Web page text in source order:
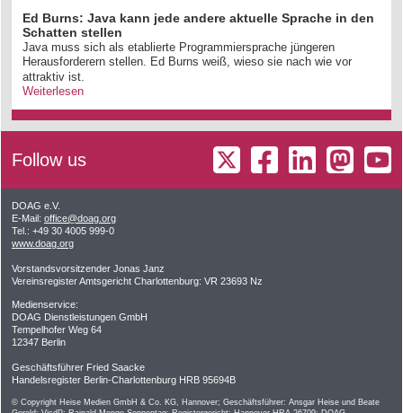
Ed Burns: Java kann jede andere aktuelle Sprache in den
Schatten stellen
Java muss sich als etablierte Programmiersprache jüngeren
Herausforderern stellen. Ed Burns weiß, wieso sie nach wie vor
attraktiv ist.
Weiterlesen
Follow us
DOAG e.V.
E-Mail: office@doag.org
Tel.: +49 30 4005 999-0
www.doag.org
Vorstandsvorsitzender Jonas Janz
Vereinsregister Amtsgericht Charlottenburg: VR 23693 Nz
Medienservice:
DOAG Dienstleistungen GmbH
Tempelhofer Weg 64
12347 Berlin
Geschäftsführer Fried Saacke
Handelsregister Berlin-Charlottenburg HRB 95694B
© Copyright Heise Medien GmbH & Co. KG, Hannover; Geschäftsführer: Ansgar Heise und Beate